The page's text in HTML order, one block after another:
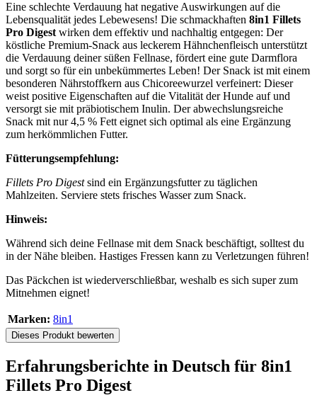
Eine schlechte Verdauung hat negative Auswirkungen auf die
Lebensqualität jedes Lebewesens! Die schmackhaften 8in1 Fillets
Pro Digest wirken dem effektiv und nachhaltig entgegen: Der
köstliche Premium-Snack aus leckerem Hähnchenfleisch unterstützt
die Verdauung deiner süßen Fellnase, fördert eine gute Darmflora
und sorgt so für ein unbekümmertes Leben! Der Snack ist mit einem
besonderen Nährstoffkern aus Chicoreewurzel verfeinert: Dieser
weist positive Eigenschaften auf die Vitalität der Hunde auf und
versorgt sie mit präbiotischem Inulin. Der abwechslungsreiche
Snack mit nur 4,5 % Fett eignet sich optimal als eine Ergänzung
zum herkömmlichen Futter.
Fütterungsempfehlung:
Fillets Pro Digestsind ein Ergänzungsfutter zu täglichen
Mahlzeiten. Serviere stets frisches Wasser zum Snack.
Hinweis:
Während sich deine Fellnase mit dem Snack beschäftigt, solltest du
in der Nähe bleiben. Hastiges Fressen kann zu Verletzungen führen!
Das Päckchen ist wiederverschließbar, weshalb es sich super zum
Mitnehmen eignet!
Marken: 8in1
Dieses Produkt bewerten
Erfahrungsberichte in Deutsch für 8in1
Fillets Pro Digest